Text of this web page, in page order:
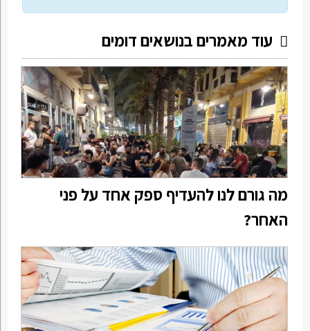
עוד מאמרים בנושאים דומים
מה גורם לנו להעדיף ספק אחד על פני
האחר?